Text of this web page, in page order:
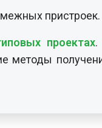
пристроек.
проектах.
методы